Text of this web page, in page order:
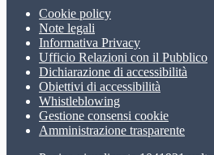
Cookie policy
Note legali
Informativa Privacy
Ufficio Relazioni con il Pubblico
Dichiarazione di accessibilità
Obiettivi di accessibilità
Whistleblowing
Gestione consensi cookie
Amministrazione trasparente